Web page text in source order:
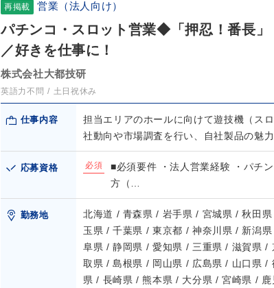
再掲載 営業（法人向け）
パチンコ・スロット営業◆「押忍！番長
／好きを仕事に！
株式会社大都技研
英語力不問 土日祝休み
仕事内容
担当エリアのホールに向けて遊技機（ス
社動向や市場調査を行い、自社製品の魅
応募資格 必須
■必須要件 ・法人営業経験 ・パチ
方（…
勤務地
北海道 / 青森県 / 岩手県 / 宮城県 / 秋田
玉県 / 千葉県 / 東京都 / 神奈川県 / 新潟
阜県 / 静岡県 / 愛知県 / 三重県 / 滋賀県 /
取県 / 島根県 / 岡山県 / 広島県 / 山口県 /
県 / 長崎県 / 熊本県 / 大分県 / 宮崎県 / 鹿